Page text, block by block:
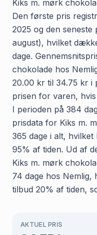
Kiks m. mørk
Den første pris
2025 og den seneste
august), hvilket
dage.
chokolade hos
20.00 kr til 34.75 kr i
prisen for varen,
I perioden på 384
prisdata for Kiks m.
365 dage i alt,
95% af tiden. Ud af
Kiks m. mørk
74 dage hos Nemlig,
tilbud 20% af tiden,
AKTUEL PRIS